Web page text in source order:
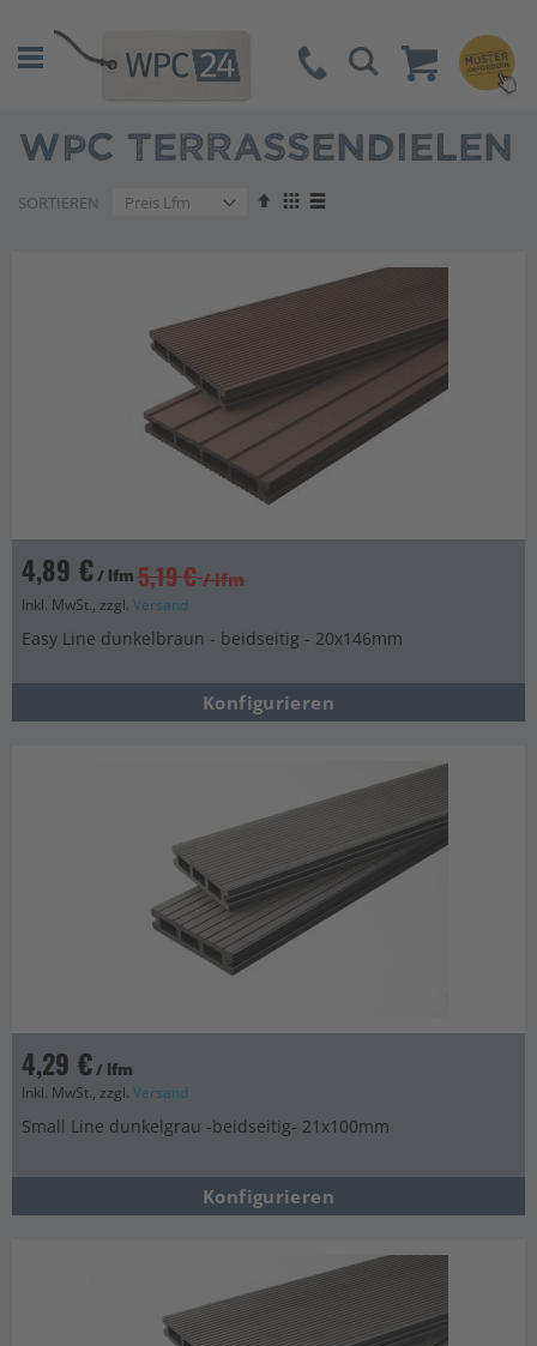
Suche
WPC TERRASSENDIELEN
SORTIEREN
AbsteigendAnzeigen
4,89 €/ lfm 5,19 € / lfm
Inkl. MwSt., zzgl. Versand
Easy Line dunkelbraun - beidseitig - 20x146mm
Konfigurieren
4,29 €/ lfm
Inkl. MwSt., zzgl. Versand
Small Line dunkelgrau -beidseitig- 21x100mm
Konfigurieren